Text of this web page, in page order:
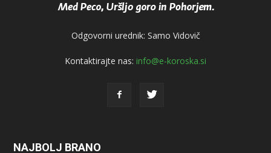
Odgovorni urednik: Samo Vidovič
Kontaktirajte nas: info@e-koroska.si
NAJBOLJ BRANO